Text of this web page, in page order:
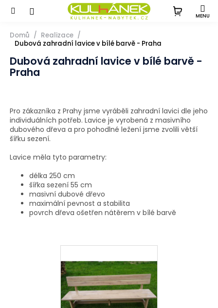
Domů
Realizace
Dubová zahradní lavice v bílé barvě - Praha
Dubová zahradní lavice v bílé barvě -
Praha
Pro zákazníka z Prahy jsme vyráběli zahradní lavici dle jeho
individuálních potřeb. Lavice je vyrobená z masivního
dubového dřeva a pro pohodlné ležení jsme zvolili větší
šířku sezení.
Lavice měla tyto parametry:
délka 250 cm
šířka sezení 55 cm
masivní dubové dřevo
maximální pevnost a stabilita
povrch dřeva ošetřen nátěrem v bílé barvě